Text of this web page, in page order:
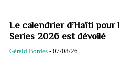
Le calendrier d’Haïti pour
Series 2026 est dévoilé
Gérald Bordes - 07/08/26